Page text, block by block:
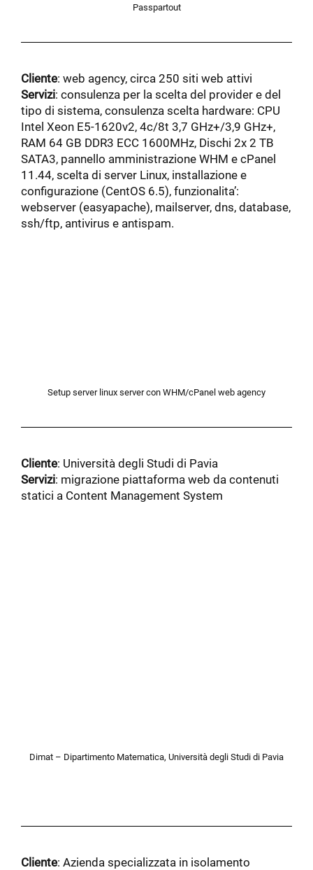
Passpartout
Cliente: web agency, circa 250 siti web attivi
Servizi: consulenza per la scelta del provider e del
tipo di sistema, consulenza scelta hardware: CPU
Intel Xeon E5-1620v2, 4c/8t 3,7 GHz+/3,9 GHz+,
RAM 64 GB DDR3 ECC 1600MHz, Dischi 2x 2 TB
SATA3, pannello amministrazione WHM e cPanel
11.44, scelta di server Linux, installazione e
configurazione (CentOS 6.5), funzionalita’:
webserver (easyapache), mailserver, dns, database,
ssh/ftp, antivirus e antispam.
Setup server linux server con WHM/cPanel web agency
Cliente: Università degli Studi di Pavia
Servizi: migrazione piattaforma web da contenuti
statici a Content Management System
Dimat – Dipartimento Matematica, Università degli Studi di Pavia
Cliente: Azienda specializzata in isolamento